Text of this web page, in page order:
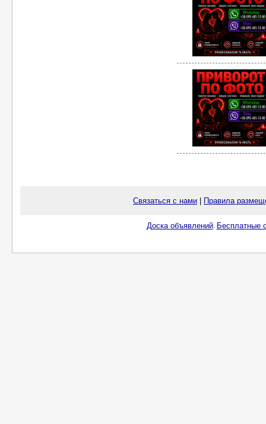
Связаться с нами Правила
Доска объявлений. Бесплатные